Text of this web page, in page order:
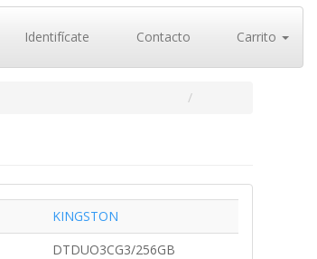
Identifícate Contacto Carrito
KINGSTON
DTDUO3CG3/256GB